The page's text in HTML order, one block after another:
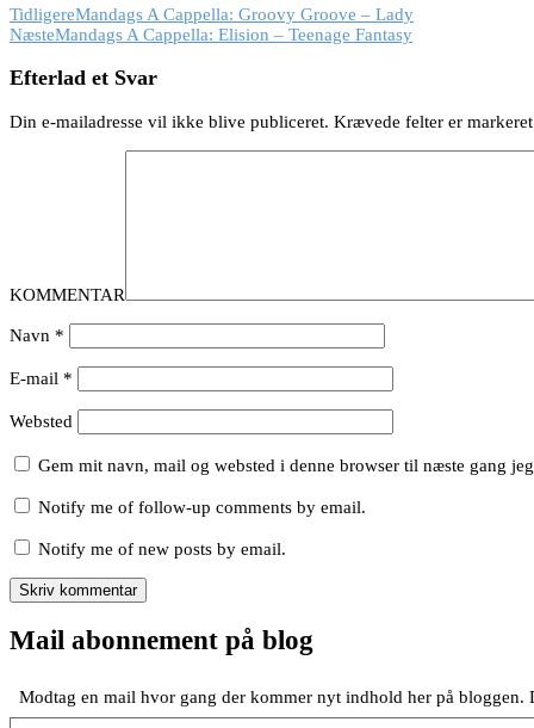
TidligereMandags A Cappella: Groovy Groove – Lady
NæsteMandags A Cappella: Elision – Teenage Fantasy
Efterlad et Svar
Din e-mailadresse vil ikke blive publiceret. Krævede felter er
KOMMENTAR
Navn *
E-mail *
Websted
Gem mit navn, mail og websted i denne browser til næste gang
Notify me of follow-up comments by email.
Notify me of new posts by email.
Mail abonnement på blog
Modtag en mail hvor gang der kommer nyt indhold her på bloggen.
Type your email…